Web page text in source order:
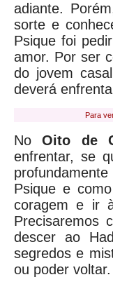
adiante.
sorte e
Psique foi
amor. Por ser
do jovem
deverá
Para
NoOito de
enfrentar, se
Psique e
coragem e ir
Precisaremos
descer ao
segredos e
ou poder voltar.